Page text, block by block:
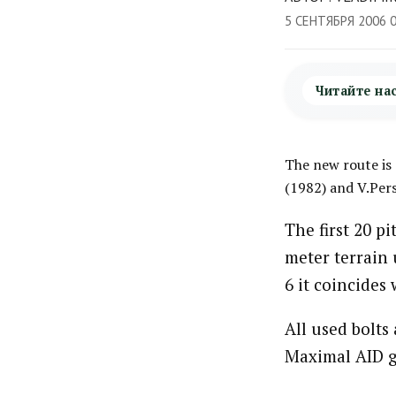
5 СЕНТЯБРЯ 2006
Читайте
The new route
(1982) and
The first 20
meter terrain
6 it coincides
All used bolts
Maximal AID